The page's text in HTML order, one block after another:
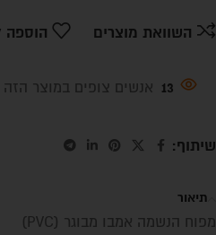
השוואת מוצרים
13 אנשים צופים במוצר הזה
שיתוף:
תיאור
מפוח הנשמה אמבו מבוגר (PVC)